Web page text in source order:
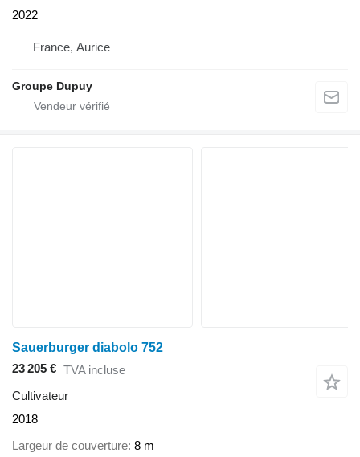
2022
France, Aurice
Groupe Dupuy
Sauerburger diabolo 752
23 205 € TVA incluse
Cultivateur
2018
Largeur de couverture 8 m